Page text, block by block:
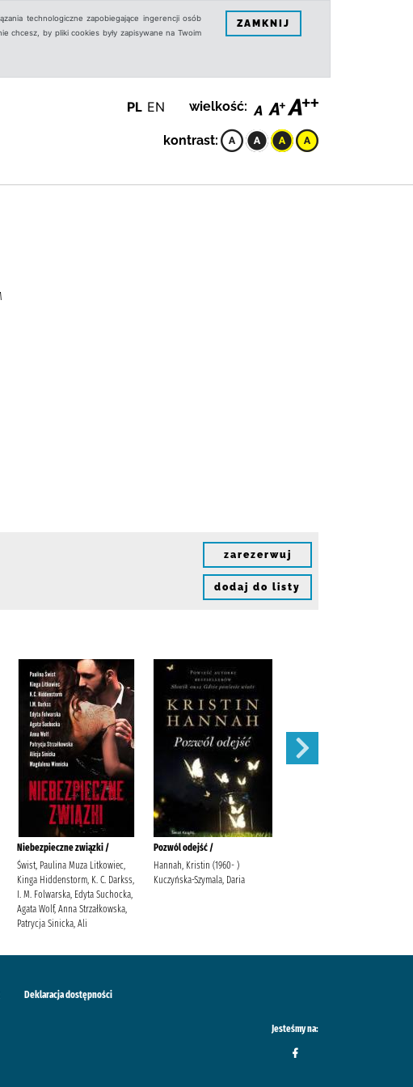
technologiczne zapobiegające ingerencji osób
chcesz, by pliki cookies były zapisywane na Twoim
ZAMKNIJ
PL EN wielkość:
kontrast:
zarezerwuj
dodaj do listy
Niebezpieczne związki /
Świst, Paulina Muza Litkowiec,
Kinga Hiddenstorm, K. C. Darkss,
I. M. Folwarska, Edyta Suchocka,
Agata Wolf, Anna Strzałkowska,
Patrycja Sinicka, Ali
Pozwól odejść /
Hannah, Kristin (1960- )
Kuczyńska-Szymala, Daria
Deklaracja dostępności
Jesteśmy na: